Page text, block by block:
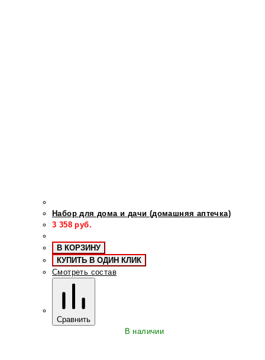
Набор для дома и дачи (домашняя аптечка)
3 358 руб.
В КОРЗИНУ
КУПИТЬ В ОДИН КЛИК
Смотреть состав
Сравнить
В наличии